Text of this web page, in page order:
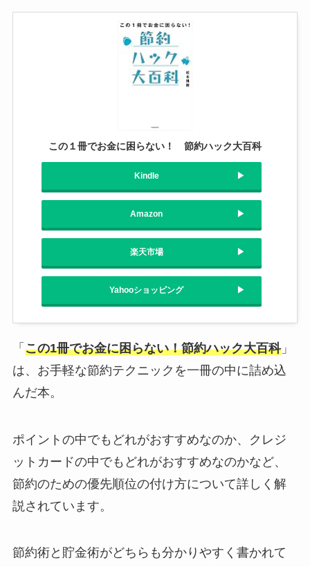
この１冊でお金に困らない！ 節約ハック大百科
Kindle
Amazon
楽天市場
Yahooショッピング
「 この1冊でお金に困らない！節約ハック大百科」
は、お手軽な節約テクニックを一冊の中に詰め込
んだ本。
ポイントの中でもどれがおすすめなのか、クレジ
ットカードの中でもどれがおすすめなのかなど、
節約のための優先順位の付け方について詳しく解
説されています。
節約術と貯金術がどちらも分かりやすく書かれて